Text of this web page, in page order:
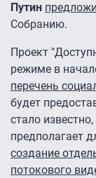
Путин
Собранию.
Проект
режиме в
перечень
будет
стало
предполагает
создание
потокового